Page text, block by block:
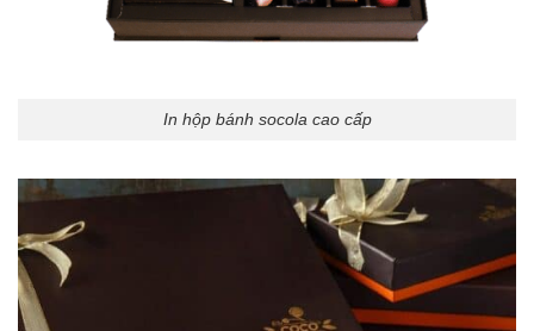
In hộp bánh socola cao cấp